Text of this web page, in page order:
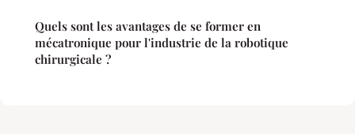
Quels sont les avantages de se former en
mécatronique pour l'industrie de la robotique
chirurgicale ?